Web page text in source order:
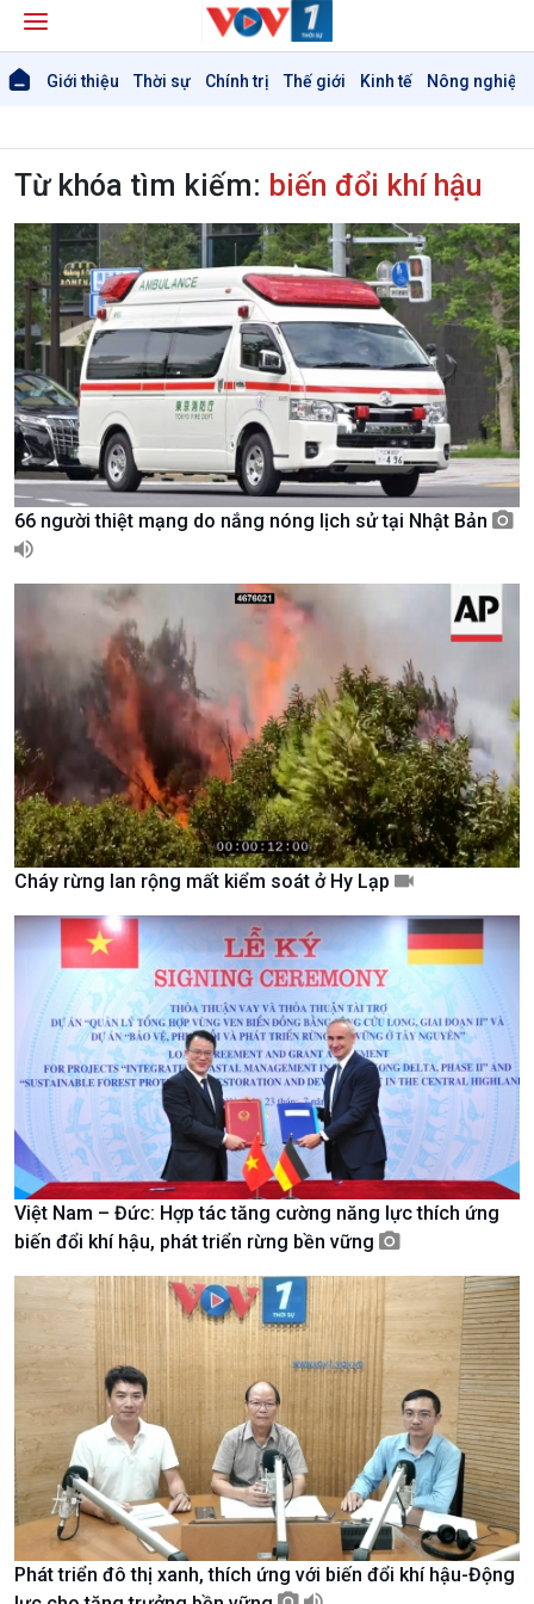
Giới thiệu Thời sự Chính trị Thế giới Kinh tế Nông nghiệp
Thời sự
Thời sự 6h
Thời sự 12h
Thời sự 18h
Thời sự 21h30
Bản tin
Chuyên mục
Theo dòng Thời sự
Tin Chính trị
Chính phủ với người dân
Quốc hội với cử tri
Xây dựng đảng
Đảng trong cuộc sống
Nhận diện sự thật
Pháp luật và đời sống
Tin thế giới
Vấn đề quốc tế
Hồ sơ sự kiện quốc tế
Thế giới & Việt Nam
Biên cương - Một dải vững
bền
Từ khóa tìm kiếm: biến đổi khí hậu
66 người thiệt mạng do nắng nóng lịch sử tại Nhật Bản
Cháy rừng lan rộng mất kiểm soát ở Hy Lạp
Việt Nam – Đức: Hợp tác tăng cường năng lực thích ứng
biến đổi khí hậu, phát triển rừng bền vững
Phát triển đô thị xanh, thích ứng với biến đổi khí hậu-Động